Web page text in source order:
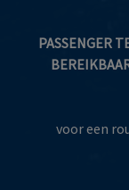
PASSENGER
voor een